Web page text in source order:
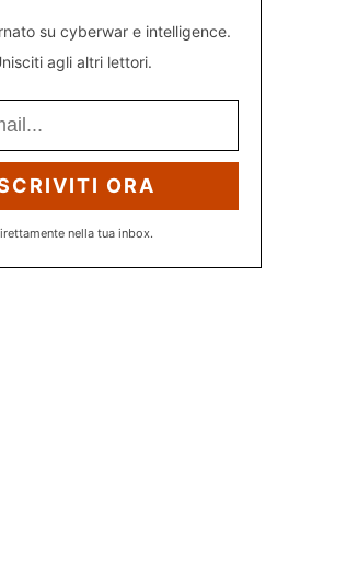
su cyberwar e intelligence.
agli altri lettori.
ORA
nella tua inbox.